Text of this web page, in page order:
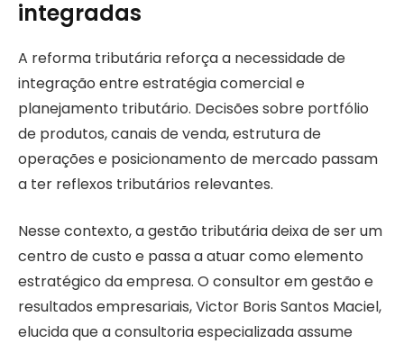
integradas
A reforma tributária reforça a necessidade de
integração entre estratégia comercial e
planejamento tributário. Decisões sobre portfólio
de produtos, canais de venda, estrutura de
operações e posicionamento de mercado passam
a ter reflexos tributários relevantes.
Nesse contexto, a gestão tributária deixa de ser um
centro de custo e passa a atuar como elemento
estratégico da empresa. O consultor em gestão e
resultados empresariais, Victor Boris Santos Maciel,
elucida que a consultoria especializada assume